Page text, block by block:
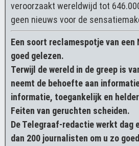
veroorzaakt wereldwijd tot
geen nieuws voor de
Een soort reclamespotje van een
goed gelezen.
Terwijl de wereld in de greep is
neemt de behoefte aan
informatie, toegankelijk en
Feiten van geruchten scheiden.
De Telegraaf-redactie werkt dag
dan 200 journalisten om u zo